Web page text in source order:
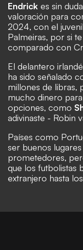
Endrick es sin
valoración para
2024, con el
Palmeiras, por si
comparado con
El delantero
ha sido señalado
millones de libras,
mucho dinero
opciones, como
adivinaste - Robin
Países como
ser buenos
prometedores,
que los futbolistas
extranjero hasta